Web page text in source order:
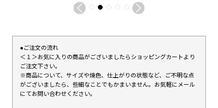
●ご注文の流れ
＜１＞お気に入りの商品がございましたらショッピングカートより
ご注文下さい。
※商品について、サイズや焼色、仕上がりの状態など、ご不明な点
がございましたら、些細なことでもかまいません。お気軽にメール
にてお問い合わせください。